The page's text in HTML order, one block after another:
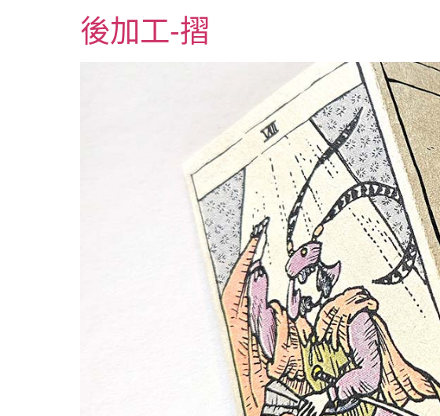
後加工-摺